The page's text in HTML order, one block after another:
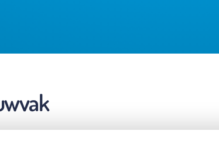
Hartelijk dank namens Therapiecentrum Twente!